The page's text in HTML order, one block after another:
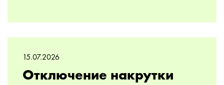
15.07.2026
Отключение накрутки